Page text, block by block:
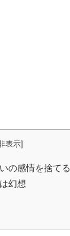
表示]
の感情を捨てる
幻想